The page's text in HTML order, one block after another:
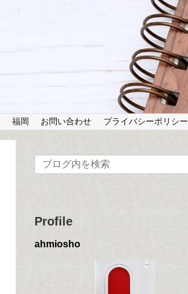
福岡 お問い合わせ プライバシーポリシー
Profile
ahmiosho